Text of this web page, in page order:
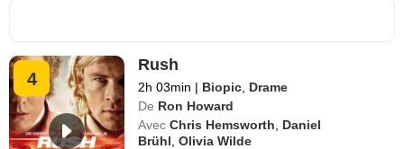
4
Rush
2h 03min | Biopic Drame
De Ron Howard
Avec Chris Hemsworth
Daniel
Brühl ,Olivia Wilde